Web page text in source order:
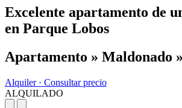
Excelente apartamento de
en Parque Lobos
Apartamento » Maldonado
Alquiler · Consultar precio
ALQUILADO